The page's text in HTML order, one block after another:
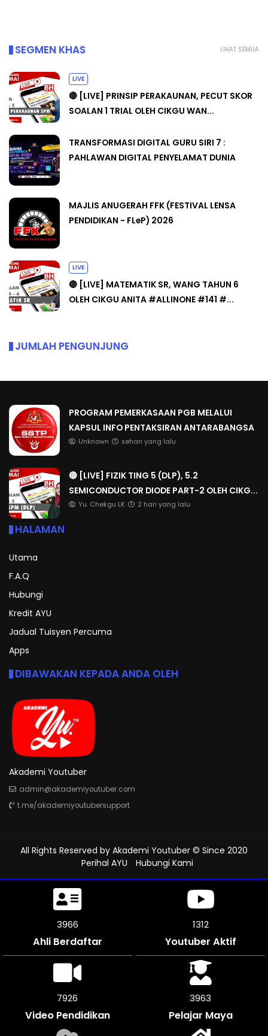
LIHAT SEMUA
SEGMEN KHAS
LIVE
🔴 [LIVE] PRINSIP PERAKAUNAN, PECUT SKOR
SOALAN 1 TRIAL OLEH CIKGU WAN...
TRANSFORMASI DIGITAL GURU SIRI 7 :
PAHLAWAN DIGITAL PENYELAMAT DUNIA
MAJLIS ANUGERAH FFK (FESTIVAL LENSA
PENDIDIKAN - FLeP) 2026
LIVE
🔴 [LIVE] MATEMATIK SR, WANG TAHUN 6
OLEH CIKGU ANITA #ALLINONE #141 #...
JUMLAH PENGUNJUNG
PROGRAM PEMERKASAAN PGB MELALUI
KAPSUL INFO PENTAKSIRAN ANTARABANGSA
Unknown sehari yang lalu
🔴 [LIVE] FIZIK TING 5 (DLP), 5.2
SEMICONDUCTOR DIODE PART-2 OLEH CIKG...
Yu. Chekgu LK 2 hari yang lalu
HALAMAN
Utama
F.A.Q
Hubungi
Kredit AYU
Jadual Tuisyen Percuma
Apps
DIBAWAKAN KEPADA ANDA OLEH
Akademi Youtuber
admin@akademiyoutuber.com
t.me/akademiyoutubersupport
All Rights Reserved by Akademi Youtuber © Since 2020
Perihal AYU
Hubungi Kami
4431
Ahli Berdaftar
1312
Youtuber Aktif
8862
Video Pendidikan
4431
Pelajar Maya